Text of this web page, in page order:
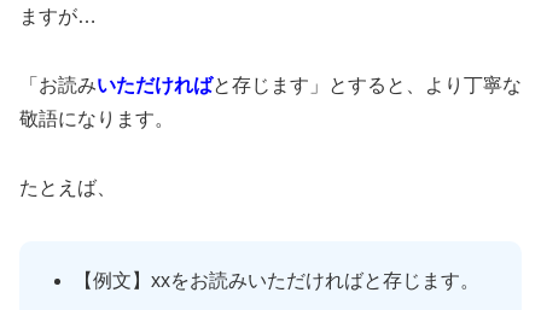
ますが…
「お読みいただければと存じます」とすると、より丁寧な
敬語になります。
たとえば、
【例文】xxをお読みいただければと存じます。